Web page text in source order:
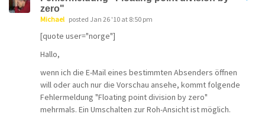
zero"
Michael posted Jan 26 '10 at 8:50 pm
[quote user="norge"]
Hallo,
wenn ich die E-Mail eines bestimmten Absenders öffnen
will oder auch nur die Vorschau ansehe, kommt folgende
Fehlermeldung "Floating point division by zero"
mehrmals. Ein Umschalten zur Roh-Ansicht ist möglich.